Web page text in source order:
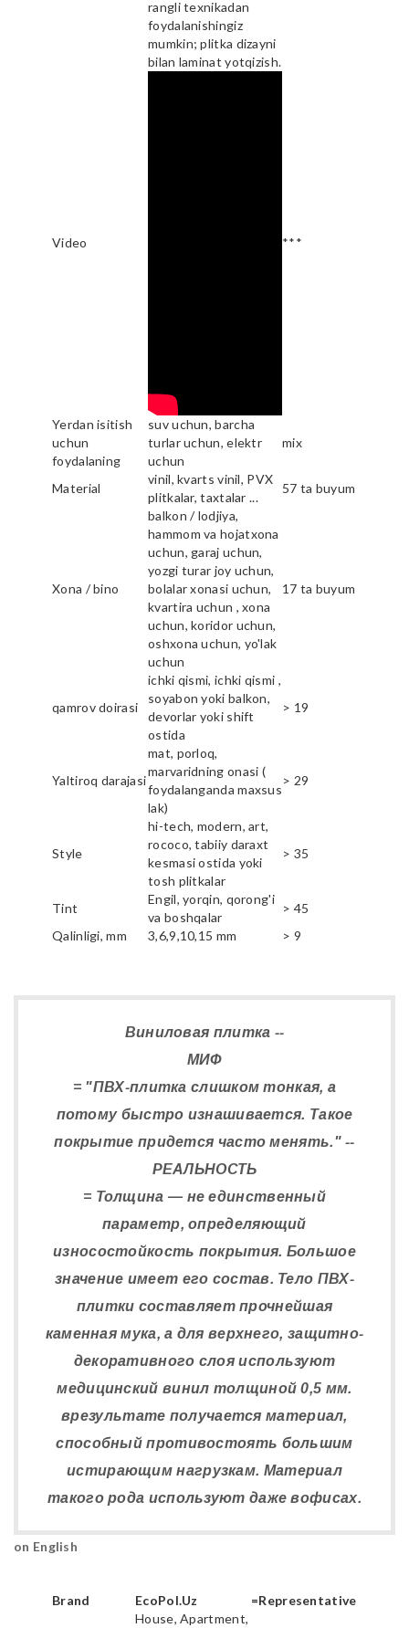
rangli texnikadan
foydalanishingiz
mumkin; plitka dizayni
bilan laminat yotqizish.
Video ***
Yerdan isitish
uchun
foydalaning
suv uchun, barcha
turlar uchun, elektr
uchun
mix
Material
vinil, kvarts vinil, PVX
plitkalar, taxtalar ...
57 ta buyum
Xona / bino
balkon / lodjiya,
hammom va hojatxona
uchun, garaj uchun,
yozgi turar joy uchun,
bolalar xonasi uchun,
kvartira uchun , xona
uchun, koridor uchun,
oshxona uchun, yo'lak
uchun
17 ta buyum
qamrov doirasi
ichki qismi, ichki qismi ,
soyabon yoki balkon,
devorlar yoki shift
ostida
> 19
Yaltiroq darajasi
mat, porloq,
marvaridning onasi (
foydalanganda maxsus
lak)
> 29
Style
hi-tech, modern, art,
rococo, tabiiy daraxt
kesmasi ostida yoki
tosh plitkalar
> 35
Tint
Engil, yorqin, qorong'i
va boshqalar
> 45
Qalinligi, mm
3,6,9,10,15 mm > 9
Виниловая плитка --
МИФ
= "ПВХ-плитка слишком тонкая, а
потому быстро изнашивается. Такое
покрытие придется часто менять." --
РЕАЛЬНОСТЬ
= Толщина — не единственный
параметр, определяющий
износостойкость покрытия. Большое
значение имеет его состав. Тело ПВХ-
плитки составляет прочнейшая
каменная мука, а для верхнего, защитно-
декоративного слоя используют
медицинский винил толщиной 0,5 мм.
врезультате получается материал,
способный противостоять большим
истирающим нагрузкам. Материал
такого рода используют даже вофисах.
on English
Brand EcoPol.Uz =Representative
House, Apartment,